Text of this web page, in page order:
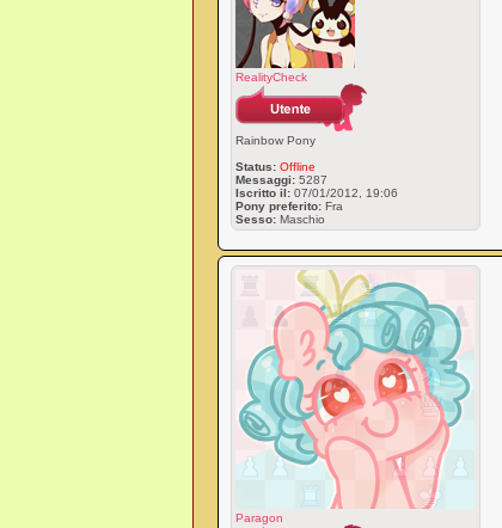
RealityCheck
Rainbow Pony
Status: Offline
Messaggi: 5287
Iscritto il: 07/01/2012, 19:06
Pony preferito: Fra
Sesso: Maschio
Paragon